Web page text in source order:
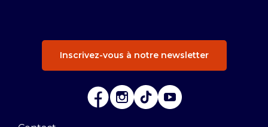
Inscrivez-vous à notre newsletter